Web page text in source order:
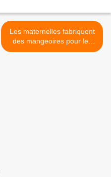
Les maternelles fabriquent
des mangeoires pour les
oiseaux. >